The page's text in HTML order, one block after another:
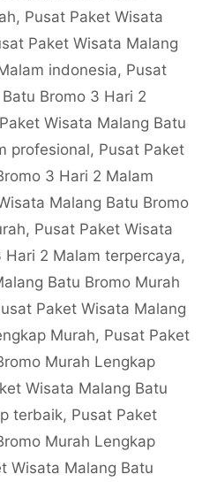
, Pusat Paket Wisata
Paket Wisata Malang
indonesia, Pusat
Bromo 3 Hari 2
Wisata Malang Batu
profesional, Pusat Paket
3 Hari 2 Malam
Malang Batu Bromo
, Pusat Paket Wisata
Hari 2 Malam terpercaya,
Batu Bromo Murah
Paket Wisata Malang
Murah, Pusat Paket
Murah Lengkap
Wisata Malang Batu
terbaik, Pusat Paket
Murah Lengkap
Wisata Malang Batu